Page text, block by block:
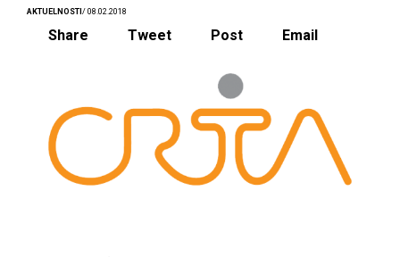
AKTUELNOSTI / 08.02.2018
Share Tweet Post Email